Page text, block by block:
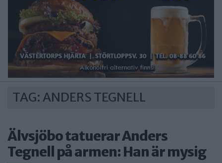
STADSDEL
PRENUMERATION
SPORT
ÅSIKTER
KALENDER
SAMARBETEN
ANNONSERA
TAG: ANDERS TEGNELL
Älvsjöbo tatuerar Anders
Tegnell på armen: Han är mysig